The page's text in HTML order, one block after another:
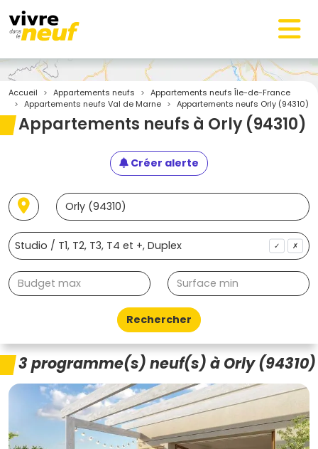
Accueil Appartements neufs
Appartements neufs Île-de-France
Appartements neufs Val de Marne
Appartements neufs Orly (94310)
Appartements neufs à Orly (94310)
Créer alerte
✓ ✗
Rechercher
3 programme(s) neuf(s) à Orly (94310)